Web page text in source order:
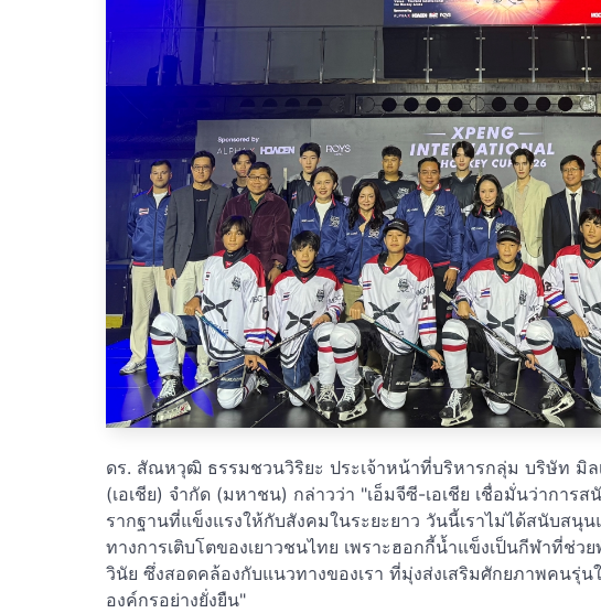
ดร. สัณหวุฒิ ธรรมชวนวิริยะ ประเจ้าหน้าที่บริหารกลุ่ม บริษัท มิล
(เอเชีย) จำกัด (มหาชน) กล่าวว่า "เอ็มจีซี-เอเชีย เชื่อมั่นว่าการ
รากฐานที่แข็งแรงให้กับสังคมในระยะยาว วันนี้เราไม่ได้สนับส
ทางการเติบโตของเยาวชนไทย เพราะฮอกกี้น้ำแข็งเป็นกีฬาที่ช่
วินัย ซึ่งสอดคล้องกับแนวทางของเรา ที่มุ่งส่งเสริมศักยภาพคนรุ่น
องค์กรอย่างยั่งยืน"